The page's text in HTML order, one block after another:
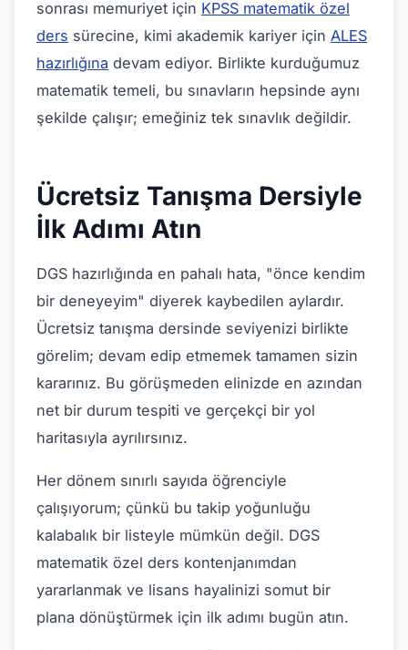
sonrası memuriyet için KPSS matematik özel
ders sürecine, kimi akademik kariyer için ALES
hazırlığına devam ediyor. Birlikte kurduğumuz
matematik temeli, bu sınavların hepsinde aynı
şekilde çalışır; emeğiniz tek sınavlık değildir.
Ücretsiz Tanışma Dersiyle
İlk Adımı Atın
DGS hazırlığında en pahalı hata, "önce kendim
bir deneyeyim" diyerek kaybedilen aylardır.
Ücretsiz tanışma dersinde seviyenizi birlikte
görelim; devam edip etmemek tamamen sizin
kararınız. Bu görüşmeden elinizde en azından
net bir durum tespiti ve gerçekçi bir yol
haritasıyla ayrılırsınız.
Her dönem sınırlı sayıda öğrenciyle
çalışıyorum; çünkü bu takip yoğunluğu
kalabalık bir listeyle mümkün değil. DGS
matematik özel ders kontenjanımdan
yararlanmak ve lisans hayalinizi somut bir
plana dönüştürmek için ilk adımı bugün atın.